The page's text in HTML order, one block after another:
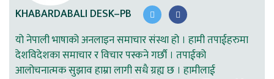
KHABARDABALI DESK–PB
यो नेपाली भाषाको अनलाइन समाचार संस्था हो । हामी तपाईहरुमा
देशविदेशका समाचार र विचार पस्कने गर्छौ । तपाईको
आलोचनात्मक सुझाव हाम्रा लागी सधै ग्रह्य छ । हामीलाई